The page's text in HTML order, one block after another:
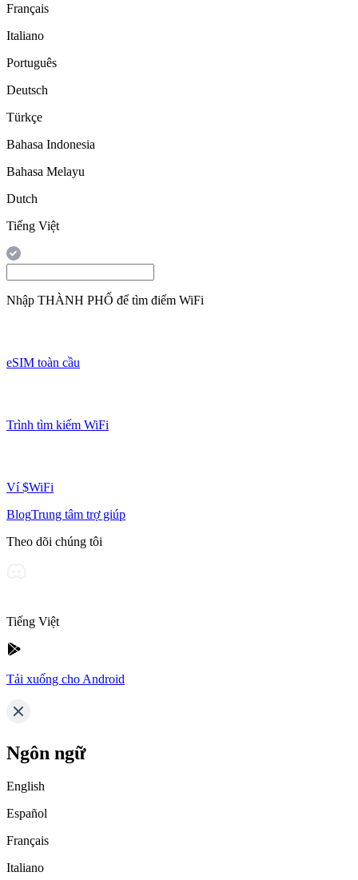
Français
Italiano
Português
Deutsch
Türkçe
Bahasa Indonesia
Bahasa Melayu
Dutch
Tiếng Việt
Nhập THÀNH PHỐ để tìm điểm WiFi
eSIM toàn cầu
Trình tìm kiếm WiFi
Ví $WiFi
BlogTrung tâm trợ giúp
Theo dõi chúng tôi
Tiếng Việt
Tải xuống cho Android
Ngôn ngữ
English
Español
Français
Italiano